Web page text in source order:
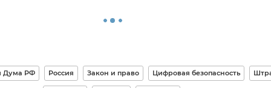
Дума РФ Россия Закон и право Цифровая безопасность